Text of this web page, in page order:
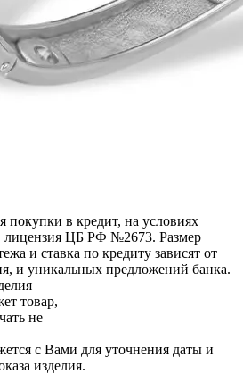
покупки в кредит, на условиях
ЦБ РФ №2673. Размер
и ставка по кредиту зависят от
и уникальных предложений банка.
товар,
не
с Вами для уточнения даты и
изделия.